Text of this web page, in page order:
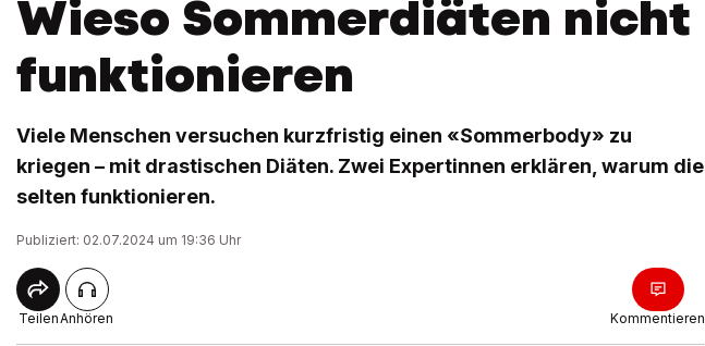
Wieso Sommerdiäten nicht
funktionieren
Viele Menschen versuchen kurzfristig einen «Sommerbody» zu
kriegen – mit drastischen Diäten. Zwei Expertinnen erklären, warum die
selten funktionieren.
Publiziert: 02.07.2024 um 19:36 Uhr
TeilenAnhören Kommentieren